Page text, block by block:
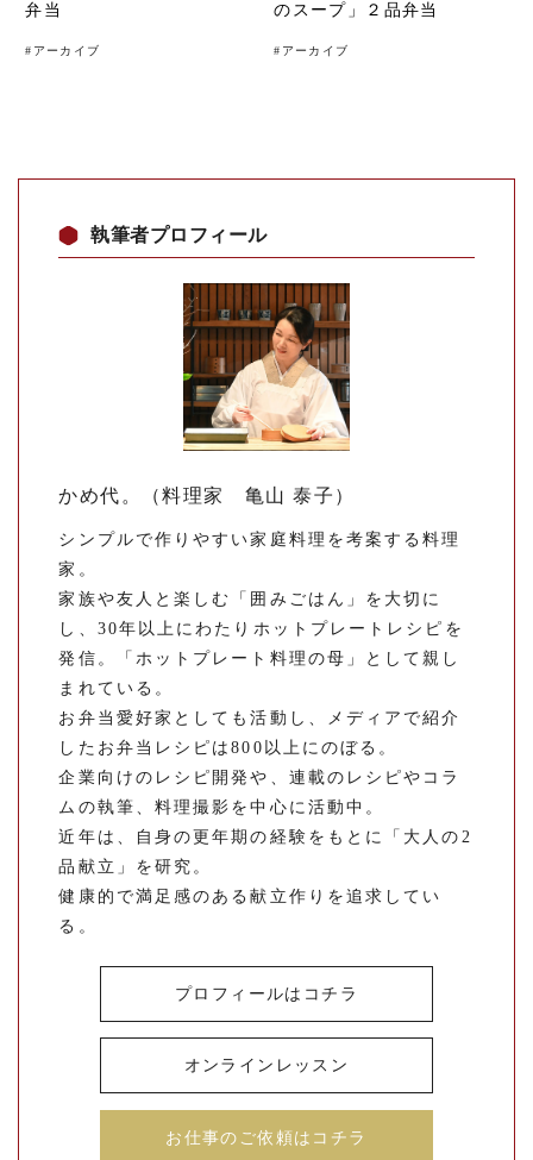
弁当
# アーカイブ
のスープ」２品弁当
# アーカイブ
執筆者プロフィール
かめ代。（料理家 亀山 泰子）
シンプルで作りやすい家庭料理を考案する料理
家。
家族や友人と楽しむ「囲みごはん」を大切に
し、30年以上にわたりホットプレートレシピを
発信。「ホットプレート料理の母」として親し
まれている。
お弁当愛好家としても活動し、メディアで紹介
したお弁当レシピは800以上にのぼる。
企業向けのレシピ開発や、連載のレシピやコラ
ムの執筆、料理撮影を中心に活動中。
近年は、自身の更年期の経験をもとに「大人の2
品献立」を研究。
健康的で満足感のある献立作りを追求してい
る。
プロフィールはコチラ
オンラインレッスン
お仕事のご依頼はコチラ